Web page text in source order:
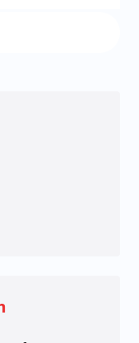
liberar valores
quitar a dívida,
e adequadas
um